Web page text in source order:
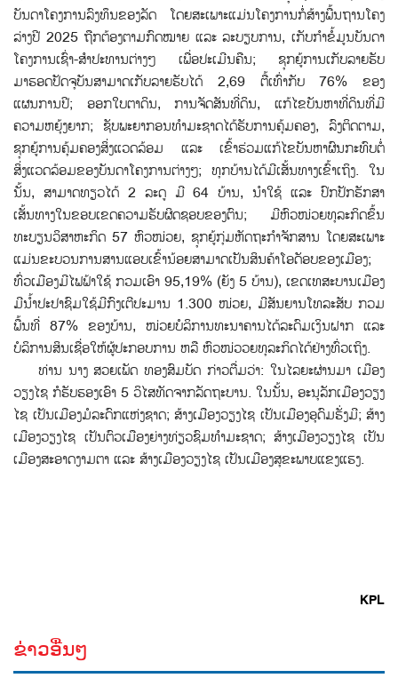
ບັນດາໂຄງການລົງທຶນຂອງລັດ ໂດຍສະເພາະແມ່ນໂຄງການກໍ່ສ້າງພື້ນຖານໂຄງ
ລ່າງປີ 2025 ຖືກຕ້ອງຕາມກົດໝາຍ ແລະ ລະບຽບການ, ເກັບກໍາຂໍ້ມູນບັນດາ
ໂຄງການເຊົ່າ-ສໍາປະທານຕ່າງໆ ເພື່ອປະເມີນຄືນ; ຊຸກຍູ້ການເກັບລາຍຮັບ
ມາຮອດປັດຈຸບັນສາມາດເກັບລາຍຮັບໄດ້ 2,69 ຕື້ເທົ່າກັບ 76% ຂອງ
ແຜນການປີ; ອອກໃບຕາດິນ, ການຈັດສັນທີ່ດິນ, ແກ້ໄຂບັນຫາທີ່ດິນທີ່ມີ
ຄວາມຫຍຸ້ງຍາກ; ຊັບພະຍາກອນທໍາມະຊາດໄດ້ຮັບການຄຸ້ມຄອງ, ລົງຕິດຕາມ,
ຊຸກຍູ້ການຄຸ້ມຄອງສິ່ງແວດລ້ອມ ແລະ ເຂົ້າຮ່ວມແກ້ໄຂບັນຫາຜົນກະທົບຕໍ່
ສິ່ງແວດລ້ອມຂອງບັນດາໂຄງການຕ່າງໆ; ທຸກບ້ານໄດ້ມີເສັ້ນທາງເຂົ້າເຖິງ. ໃນ
ນັ້ນ, ສາມາດທຽວໄດ້ 2 ລະດູ ມີ 64 ບ້ານ, ນໍາໃຊ້ ແລະ ປົກປັກຮັກສາ
ເສັ້ນທາງໃນຂອບເຂດຄວາມຮັບຜິດຊອບຂອງຕົນ; ມີຫົວໜ່ວຍທຸລະກິດຂຶ້ນ
ທະບຽນວິສາຫະກິດ 57 ຫົວໜ່ວຍ, ຊຸກຍູ້ກຸ່ມຫັດຖະກໍາຈັກສານ ໂດຍສະເພາະ
ແມ່ນຂະບວນການສານແອບເຂົ້ານ້ອຍສາມາດເປັນສິນຄ້າໂອດັອບຂອງເມືອງ;
ທົ່ວເມືອງມີໄຟຟ້າໃຊ້ ກວມເອົາ 95,19% (ຍັງ 5 ບ້ານ), ເຂດເທສະບານເມືອງ
ມີນໍ້າປະປາຊົມໃຊ້ມີກົງເຕີປະມານ 1.300 ໜ່ວຍ, ມີສັນຍານໂທລະສັບ ກວມ
ພື້ນທີ່ 87% ຂອງບ້ານ, ໜ່ວຍບໍລິການທະນາຄານໄດ້ລະດົມເງິນຝາກ ແລະ
ບໍລິການສິນເຊື່ອໃຫ້ຜູ້ປະກອບການ ຫລື ຫົວໜ່ວວຍທຸລະກິດໄດ້ຢ່າງທົ່ວເຖິງ.
ທ່ານ ນາງ ສວຍເພັດ ທອງສົມບັດ ກ່າວຕື່ມວ່າ: ໃນໄລຍະຜ່ານມາ ເມືອງ
ວຽງໄຊ ກໍຮັບຮອງເອົາ 5 ວິໄສທັດຈາກລັດຖະບານ. ໃນນັ້ນ, ອະນຸລັກເມືອງວຽງ
ໄຊ ເປັນເມືອງມໍລະດົກແຫ່ງຊາດ; ສ້າງເມືອງວຽງໄຊ ເປັນເມືອງອຸດົມຮັ່ງມີ; ສ້າງ
ເມືອງວຽງໄຊ ເປັນຕົວເມືອງຍ່າງທ່ຽວຊົມທໍາມະຊາດ; ສ້າງເມືອງວຽງໄຊ ເປັນ
ເມືອງສະອາດງາມຕາ ແລະ ສ້າງເມືອງວຽງໄຊ ເປັນເມືອງສຸຂະພາບແຂງແຮງ.
KPL
ຂ່າວອື່ນໆ